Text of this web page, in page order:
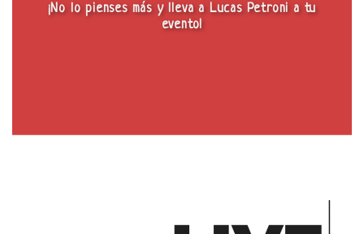
¡No lo pienses más y lleva a Lucas Petroni a tu
evento!